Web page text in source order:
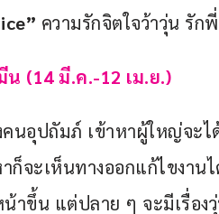
ความรักจิตใจว้าวุ่น รัก
น (14 มี.ค.-12 เม.ย.)
คนอุปถัมภ์ เข้าหาผู้ใหญ่จะไ
ก็จะเห็นทางออกแก้ไขงาน
าขึ้น แต่ปลาย ๆ จะมีเรื่อง